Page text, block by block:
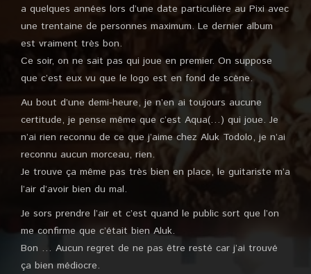
a quelques années lors d’une date particulière au Pixi avec
une trentaine de personnes maximum. Le dernier album
est vraiment très bon.
Ce soir, on ne sait pas qui joue en premier. On suppose
que c’est eux vu que le logo est en fond de scène.
Au bout d’une demi-heure, je n’en ai toujours aucune
certitude, je pense même que c’est Aqua(…) qui joue. Je
n’ai rien reconnu de ce que j’aime chez Aluk Todolo, je n’ai
reconnu aucun morceau, rien.
Je trouve ça même pas très bien en place, le guitariste m’a
l’air d’avoir bien du mal.
Je sors prendre l’air et c’est quand le public sort que l’on
me confirme que c’était bien Aluk.
Bon … Aucun regret de ne pas être resté car j’ai trouvé
ça bien médiocre.